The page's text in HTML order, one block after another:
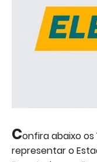
Confira abaixo
representar o